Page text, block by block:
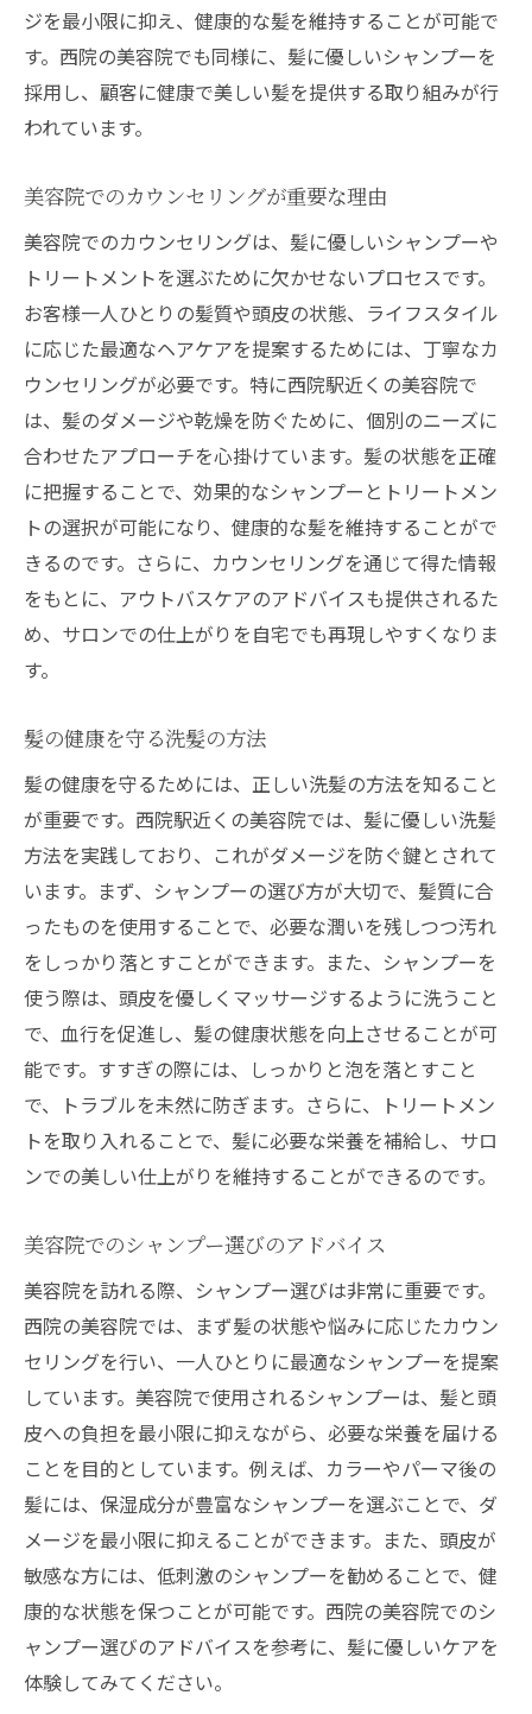
ジを最小限に抑え、健康的な髪を維持することが可能で
す。西院の美容院でも同様に、髪に優しいシャンプーを
採用し、顧客に健康で美しい髪を提供する取り組みが行
われています。
美容院でのカウンセリングが重要な理由
美容院でのカウンセリングは、髪に優しいシャンプーや
トリートメントを選ぶために欠かせないプロセスです。
お客様一人ひとりの髪質や頭皮の状態、ライフスタイル
に応じた最適なヘアケアを提案するためには、丁寧なカ
ウンセリングが必要です。特に西院駅近くの美容院で
は、髪のダメージや乾燥を防ぐために、個別のニーズに
合わせたアプローチを心掛けています。髪の状態を正確
に把握することで、効果的なシャンプーとトリートメン
トの選択が可能になり、健康的な髪を維持することがで
きるのです。さらに、カウンセリングを通じて得た情報
をもとに、アウトバスケアのアドバイスも提供されるた
め、サロンでの仕上がりを自宅でも再現しやすくなりま
す。
髪の健康を守る洗髪の方法
髪の健康を守るためには、正しい洗髪の方法を知ること
が重要です。西院駅近くの美容院では、髪に優しい洗髪
方法を実践しており、これがダメージを防ぐ鍵とされて
います。まず、シャンプーの選び方が大切で、髪質に合
ったものを使用することで、必要な潤いを残しつつ汚れ
をしっかり落とすことができます。また、シャンプーを
使う際は、頭皮を優しくマッサージするように洗うこと
で、血行を促進し、髪の健康状態を向上させることが可
能です。すすぎの際には、しっかりと泡を落とすこと
で、トラブルを未然に防ぎます。さらに、トリートメン
トを取り入れることで、髪に必要な栄養を補給し、サロ
ンでの美しい仕上がりを維持することができるのです。
美容院でのシャンプー選びのアドバイス
美容院を訪れる際、シャンプー選びは非常に重要です。
西院の美容院では、まず髪の状態や悩みに応じたカウン
セリングを行い、一人ひとりに最適なシャンプーを提案
しています。美容院で使用されるシャンプーは、髪と頭
皮への負担を最小限に抑えながら、必要な栄養を届ける
ことを目的としています。例えば、カラーやパーマ後の
髪には、保湿成分が豊富なシャンプーを選ぶことで、ダ
メージを最小限に抑えることができます。また、頭皮が
敏感な方には、低刺激のシャンプーを勧めることで、健
康的な状態を保つことが可能です。西院の美容院でのシ
ャンプー選びのアドバイスを参考に、髪に優しいケアを
体験してみてください。